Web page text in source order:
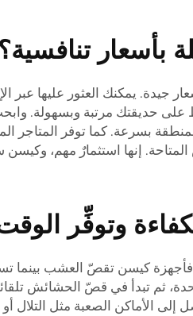
بأسعار تنافسية؟
جيدة. يمكنك العثور عليها عبر
على حديقتك مرتبة وبسهولة.
بسرعة. كما توفر
إنها استثمارٌ مهم،
وتوفِّر
كيسن تقصّ العشب بينما
ثم تبدأ في قصّ الحشائش
إلى الأماكن الصعبة مثل